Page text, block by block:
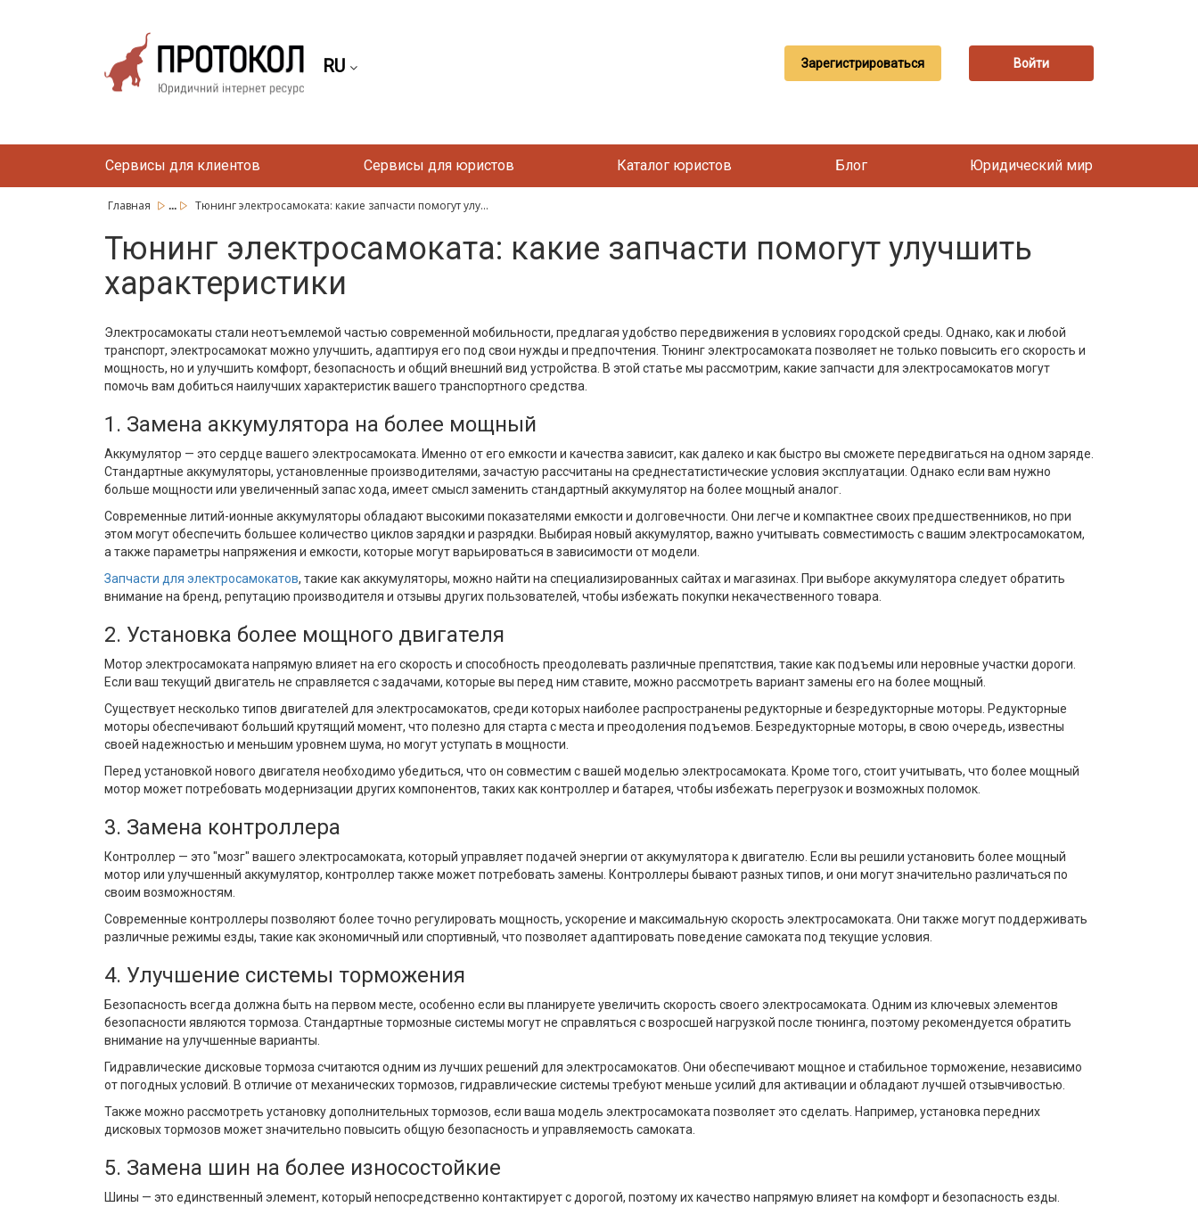
RU Зарегистрироваться Войти
Сервисы для клиентов Сервисы для юристов Каталог юристов Блог Юридический мир
Главная ... Тюнинг электросамоката: какие запчасти помогут улу...
Тюнинг электросамоката: какие запчасти помогут улучшить
характеристики
Электросамокаты стали неотъемлемой частью современной мобильности, предлагая удобство передвижения в условиях городской среды. Однако, как и любой
транспорт, электросамокат можно улучшить, адаптируя его под свои нужды и предпочтения. Тюнинг электросамоката позволяет не только повысить его скорость и
мощность, но и улучшить комфорт, безопасность и общий внешний вид устройства. В этой статье мы рассмотрим, какие запчасти для электросамокатов могут
помочь вам добиться наилучших характеристик вашего транспортного средства.
1. Замена аккумулятора на более мощный
Аккумулятор — это сердце вашего электросамоката. Именно от его емкости и качества зависит, как далеко и как быстро вы сможете передвигаться на одном заряде.
Стандартные аккумуляторы, установленные производителями, зачастую рассчитаны на среднестатистические условия эксплуатации. Однако если вам нужно
больше мощности или увеличенный запас хода, имеет смысл заменить стандартный аккумулятор на более мощный аналог.
Современные литий-ионные аккумуляторы обладают высокими показателями емкости и долговечности. Они легче и компактнее своих предшественников, но при
этом могут обеспечить большее количество циклов зарядки и разрядки. Выбирая новый аккумулятор, важно учитывать совместимость с вашим электросамокатом,
а также параметры напряжения и емкости, которые могут варьироваться в зависимости от модели.
Запчасти для электросамокатов, такие как аккумуляторы, можно найти на специализированных сайтах и магазинах. При выборе аккумулятора следует обратить
внимание на бренд, репутацию производителя и отзывы других пользователей, чтобы избежать покупки некачественного товара.
2. Установка более мощного двигателя
Мотор электросамоката напрямую влияет на его скорость и способность преодолевать различные препятствия, такие как подъемы или неровные участки дороги.
Если ваш текущий двигатель не справляется с задачами, которые вы перед ним ставите, можно рассмотреть вариант замены его на более мощный.
Существует несколько типов двигателей для электросамокатов, среди которых наиболее распространены редукторные и безредукторные моторы. Редукторные
моторы обеспечивают больший крутящий момент, что полезно для старта с места и преодоления подъемов. Безредукторные моторы, в свою очередь, известны
своей надежностью и меньшим уровнем шума, но могут уступать в мощности.
Перед установкой нового двигателя необходимо убедиться, что он совместим с вашей моделью электросамоката. Кроме того, стоит учитывать, что более мощный
мотор может потребовать модернизации других компонентов, таких как контроллер и батарея, чтобы избежать перегрузок и возможных поломок.
3. Замена контроллера
Контроллер — это "мозг" вашего электросамоката, который управляет подачей энергии от аккумулятора к двигателю. Если вы решили установить более мощный
мотор или улучшенный аккумулятор, контроллер также может потребовать замены. Контроллеры бывают разных типов, и они могут значительно различаться по
своим возможностям.
Современные контроллеры позволяют более точно регулировать мощность, ускорение и максимальную скорость электросамоката. Они также могут поддерживать
различные режимы езды, такие как экономичный или спортивный, что позволяет адаптировать поведение самоката под текущие условия.
4. Улучшение системы торможения
Безопасность всегда должна быть на первом месте, особенно если вы планируете увеличить скорость своего электросамоката. Одним из ключевых элементов
безопасности являются тормоза. Стандартные тормозные системы могут не справляться с возросшей нагрузкой после тюнинга, поэтому рекомендуется обратить
внимание на улучшенные варианты.
Гидравлические дисковые тормоза считаются одним из лучших решений для электросамокатов. Они обеспечивают мощное и стабильное торможение, независимо
от погодных условий. В отличие от механических тормозов, гидравлические системы требуют меньше усилий для активации и обладают лучшей отзывчивостью.
Также можно рассмотреть установку дополнительных тормозов, если ваша модель электросамоката позволяет это сделать. Например, установка передних
дисковых тормозов может значительно повысить общую безопасность и управляемость самоката.
5. Замена шин на более износостойкие
Шины — это единственный элемент, который непосредственно контактирует с дорогой, поэтому их качество напрямую влияет на комфорт и безопасность езды.